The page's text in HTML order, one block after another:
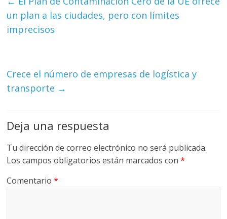
G
R
U
un plan a las ciudades, pero con límites
imprecisos
Crece el número de empresas de logística y
transporte →
Deja una respuesta
Tu dirección de correo electrónico no será publicada.
Los campos obligatorios están marcados con*
Comentario*